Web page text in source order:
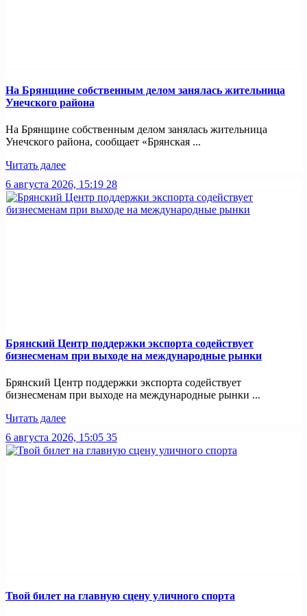
На Брянщине собственным делом занялась жительница
Унечского района
На Брянщине собственным делом занялась жительница
Унечского района, сообщает «Брянская ...
Читать далее
6 августа 2026, 15:19 28
Брянский Центр поддержки экспорта содействует
бизнесменам при выходе на международные рынки
Брянский Центр поддержки экспорта содействует
бизнесменам при выходе на международные рынки ...
Читать далее
6 августа 2026, 15:05 35
Твой билет на главную сцену уличного спорта